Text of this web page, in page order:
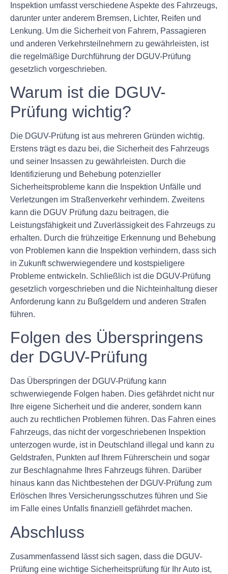
Inspektion umfasst verschiedene Aspekte des Fahrzeugs,
darunter unter anderem Bremsen, Lichter, Reifen und
Lenkung. Um die Sicherheit von Fahrern, Passagieren
und anderen Verkehrsteilnehmern zu gewährleisten, ist
die regelmäßige Durchführung der DGUV-Prüfung
gesetzlich vorgeschrieben.
Warum ist die DGUV-
Prüfung wichtig?
Die DGUV-Prüfung ist aus mehreren Gründen wichtig.
Erstens trägt es dazu bei, die Sicherheit des Fahrzeugs
und seiner Insassen zu gewährleisten. Durch die
Identifizierung und Behebung potenzieller
Sicherheitsprobleme kann die Inspektion Unfälle und
Verletzungen im Straßenverkehr verhindern. Zweitens
kann die DGUV Prüfung dazu beitragen, die
Leistungsfähigkeit und Zuverlässigkeit des Fahrzeugs zu
erhalten. Durch die frühzeitige Erkennung und Behebung
von Problemen kann die Inspektion verhindern, dass sich
in Zukunft schwerwiegendere und kostspieligere
Probleme entwickeln. Schließlich ist die DGUV-Prüfung
gesetzlich vorgeschrieben und die Nichteinhaltung dieser
Anforderung kann zu Bußgeldern und anderen Strafen
führen.
Folgen des Überspringens
der DGUV-Prüfung
Das Überspringen der DGUV-Prüfung kann
schwerwiegende Folgen haben. Dies gefährdet nicht nur
Ihre eigene Sicherheit und die anderer, sondern kann
auch zu rechtlichen Problemen führen. Das Fahren eines
Fahrzeugs, das nicht der vorgeschriebenen Inspektion
unterzogen wurde, ist in Deutschland illegal und kann zu
Geldstrafen, Punkten auf Ihrem Führerschein und sogar
zur Beschlagnahme Ihres Fahrzeugs führen. Darüber
hinaus kann das Nichtbestehen der DGUV-Prüfung zum
Erlöschen Ihres Versicherungsschutzes führen und Sie
im Falle eines Unfalls finanziell gefährdet machen.
Abschluss
Zusammenfassend lässt sich sagen, dass die DGUV-
Prüfung eine wichtige Sicherheitsprüfung für Ihr Auto ist,